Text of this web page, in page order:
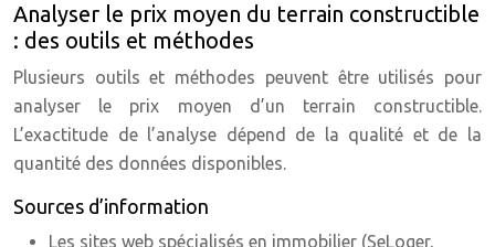
Analyser le prix moyen du terrain constructible
: des outils et méthodes
Plusieurs outils et méthodes peuvent être utilisés pour
analyser le prix moyen d’un terrain constructible.
L’exactitude de l’analyse dépend de la qualité et de la
quantité des données disponibles.
Sources d’information
Les sites web spécialisés en immobilier (SeLoger,